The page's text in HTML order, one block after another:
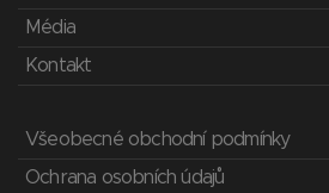
Média
Kontakt
Všeobecné obchodní podmínky
Ochrana osobních údajů